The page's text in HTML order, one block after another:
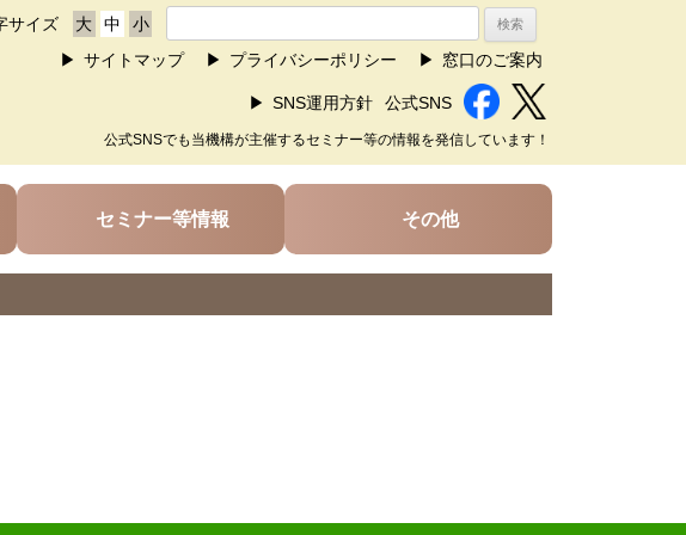
サイズ 大 中
小
サイトマップ
プライバシーポリシー 窓口のご案内
SNS運用方針 公式SNS
公式SNSでも当機構が主催するセミナー等の情報を発信しています！
セミナー等情報 その他